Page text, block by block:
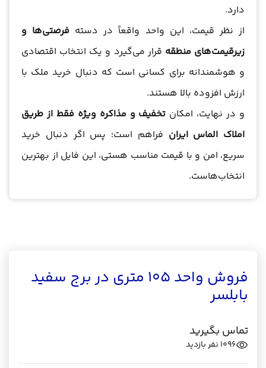
دارد.
از نظر قیمت، این واحد واقعاً در دسته فرصتی‌ها و
زیرقیمت‌های منطقه قرار می‌گیرد و یک انتخاب اقتصادی
و هوشمندانه برای کسانی است که دنبال خرید ملک با
ارزش افزوده بالا هستند.
و در نهایت، امکان تخفیف و مذاکره ویژه فقط از طریق
املاک الماس ایران فراهم است؛ پس اگر دنبال خرید
سریع، امن و با قیمت مناسب هستی، این فایل از بهترین
انتخاب‌هاست.
فروش واحد 105 متری در برج سفید
بابلسر
تماس بگیرید
1096 نفر بازدید